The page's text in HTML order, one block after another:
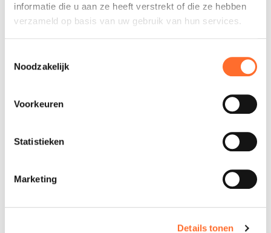
informatie die u aan ze heeft verstrekt of die ze hebben
verzameld op basis van uw gebruik van hun services.
Noodzakelijk
Voorkeuren
Statistieken
Marketing
Details tonen